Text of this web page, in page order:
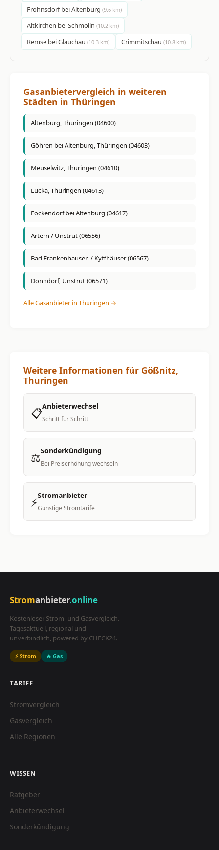
Frohnsdorf bei Altenburg (9.6 km)
Altkirchen bei Schmölln (10.2 km)
Remse bei Glauchau (10.3 km) Crimmitschau (10.8 km)
Gasanbietervergleich in weiteren
Städten in Thüringen
Altenburg, Thüringen (04600)
Göhren bei Altenburg, Thüringen (04603)
Meuselwitz, Thüringen (04610)
Lucka, Thüringen (04613)
Fockendorf bei Altenburg (04617)
Artern / Unstrut (06556)
Bad Frankenhausen / Kyffhäuser (06567)
Donndorf, Unstrut (06571)
Alle Gasanbieter in Thüringen →
Weitere Informationen für Gößnitz,
Thüringen
📋Anbieterwechsel
Schritt für Schritt
⚖️Sonderkündigung
Bei Preiserhöhung wechseln
⚡Stromanbieter
Günstige Stromtarife
Stromanbieter.online
Kostenloser Strom- und Gasvergleich.
Tagesaktuell, regional und
unverbindlich, powered by CHECK24.
⚡ Strom 🔥 Gas
TARIFE
Stromvergleich
Gasvergleich
Alle Regionen
WISSEN
Ratgeber
Anbieterwechsel
Sonderkündigung